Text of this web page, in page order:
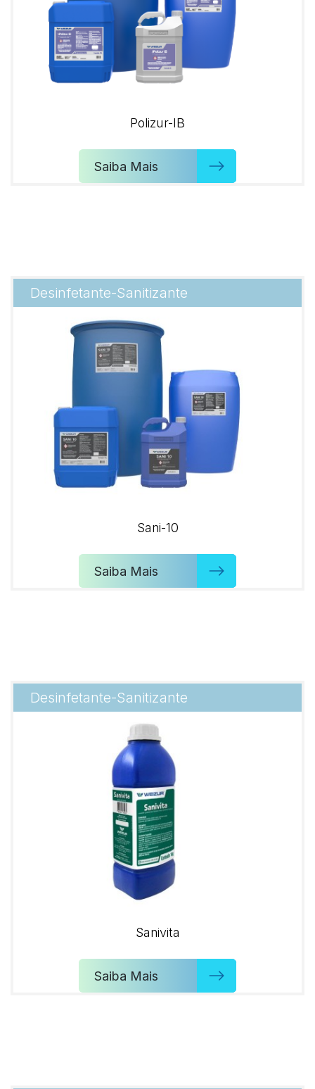
Polizur-IB
Saiba Mais
Desinfetante-Sanitizante
Sani-10
Saiba Mais
Desinfetante-Sanitizante
Sanivita
Saiba Mais